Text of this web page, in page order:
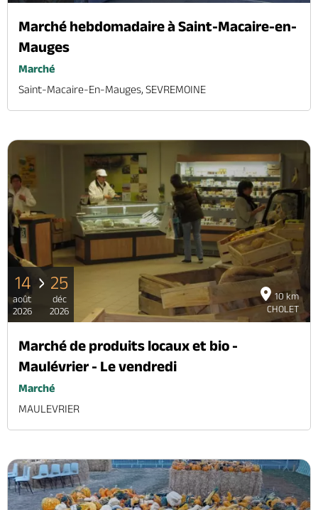
Marché hebdomadaire à Saint-Macaire-en-
Mauges
Marché
Saint-Macaire-En-Mauges, SEVREMOINE
10 km
CHOLET
14
août
2026
25
déc
2026
Marché de produits locaux et bio -
Maulévrier - Le vendredi
Marché
MAULEVRIER